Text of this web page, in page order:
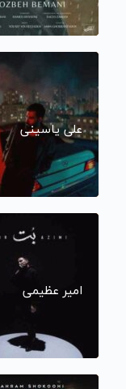
علی یاسینی
امیر عظیمی